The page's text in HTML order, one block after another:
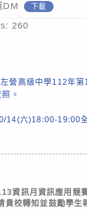
DM 下載
260
營高級中學112年第
。
14(六)18:00-19:00
資訊月資訊應用競
貴校轉知並鼓勵學生